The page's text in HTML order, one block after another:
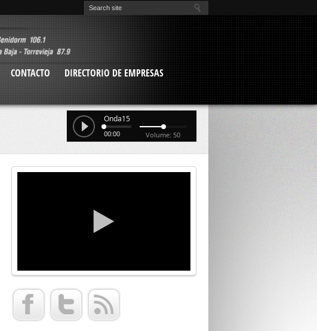
CONTACTO
DIRECTORIO DE EMPRESAS
Onda15
00:00 Volume: 50